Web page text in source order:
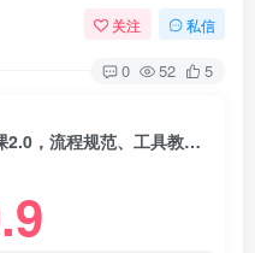
关注 私信
0 52 5
（16927期）淘系系统运营进阶课2.0，流程规范、工具教学、实战诊断，进阶突破，打造高盈利店铺模型